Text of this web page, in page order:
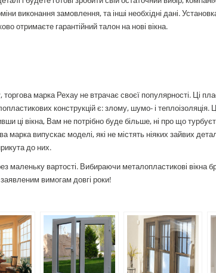
виконання замовлення, та інші необхідні дані.
отримаєте гарантійний талон на нові вікна.
марка Рехау не втрачає своєї популярності. Ці
конструкцій є: злому, шумо- і теплоізоляція.
ці вікна, Вам не потрібно буде більше, ні про що
марка випускає моделі, які не містять ніяких зайвих
до них.
маленьку вартості. Вибираючи металопластикові вікна
заявленим вимогам довгі роки!